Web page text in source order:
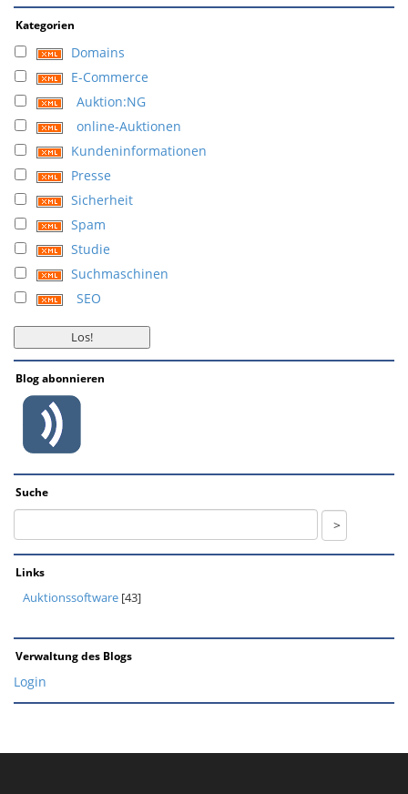
Kategorien
Domains
E-Commerce
Auktion:NG
online-Auktionen
Kundeninformationen
Presse
Sicherheit
Spam
Studie
Suchmaschinen
SEO
Blog abonnieren
Suche
Links
Auktionssoftware [43]
Verwaltung des Blogs
Login